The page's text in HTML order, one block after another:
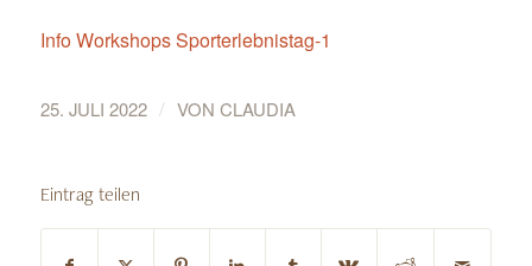
Info Workshops Sporterlebnistag-1
25. JULI 2022 / VON CLAUDIA
Eintrag teilen